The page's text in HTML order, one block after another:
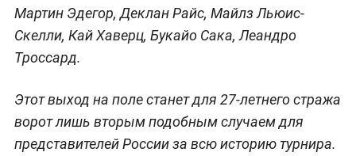
Мартин Эдегор, Деклан Райс, Майлз Льюис-
Скелли, Кай Хаверц, Букайо Сака, Леандро
Троссард.
Этот выход на поле станет для 27-летнего стража
ворот лишь вторым подобным случаем для
представителей России за всю историю турнира.